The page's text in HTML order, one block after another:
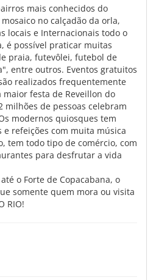
mais conhecidos do
no calçadão da orla,
locais e Internacionais todo o
é possível praticar muitas
praia, futevôlei, futebol de
entre outros. Eventos gratuitos
realizados frequentemente
festa de Reveillon do
milhões de pessoas celebram
modernos quiosques tem
refeições com muita música
tem todo tipo de comércio, com
para desfrutar a vida
o Forte de Copacabana, o
somente quem mora ou visita
RIO!